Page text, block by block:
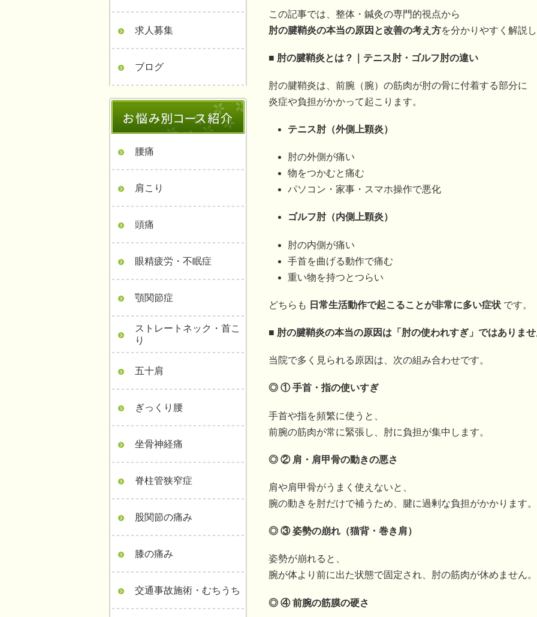
求人募集
ブログ
腰痛
肩こり
頭痛
眼精疲労・不眠症
顎関節症
ストレートネック・首こ
り
五十肩
ぎっくり腰
坐骨神経痛
脊柱管狭窄症
股関節の痛み
膝の痛み
交通事故施術・むちうち
この記事では、整体・鍼灸の専門的視点から
肘の腱鞘炎の本当の原因と改善の考え方を分かりやすく解説
■ 肘の腱鞘炎とは？｜テニス肘・ゴルフ肘の違い
肘の腱鞘炎は、前腕（腕）の筋肉が肘の骨に付着する部分に
炎症や負担がかかって起こります。
テニス肘（外側上顆炎）
肘の外側が痛い
物をつかむと痛む
パソコン・家事・スマホ操作で悪化
ゴルフ肘（内側上顆炎）
肘の内側が痛い
手首を曲げる動作で痛む
重い物を持つとつらい
どちらも 日常生活動作で起こることが非常に多い症状 です。
■ 肘の腱鞘炎の本当の原因は「肘の使われすぎ」ではありま
当院で多く見られる原因は、次の組み合わせです。
◎ ①手首・指の使いすぎ
手首や指を頻繁に使うと、
前腕の筋肉が常に緊張し、肘に負担が集中します。
◎ ② 肩・肩甲骨の動きの悪さ
肩や肩甲骨がうまく使えないと、
腕の動きを肘だけで補うため、腱に過剰な負担がかかります。
◎ ③姿勢の崩れ（猫背・巻き肩）
姿勢が崩れると、
腕が体より前に出た状態で固定され、肘の筋肉が休めません。
◎ ④前腕の筋膜の硬さ